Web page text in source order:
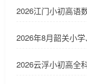
2026江门小初高语
2026年8月韶关小
2026云浮小初高全